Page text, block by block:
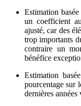
Estimation
un coefficient
ajusté, car des
trop importants
contraire un
bénéfice
Estimation
pourcentage sur
dernières